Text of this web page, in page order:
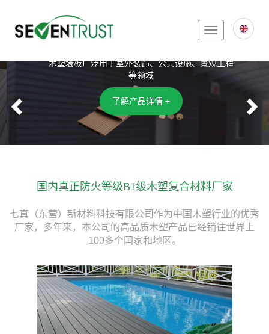
Toggle
navigation
木塑复合墙板
木塑墙板广泛用于室外装饰、公共设施、景观工程
等领域
了解产品详情 +
Previous
国内真正防火等级B1级木塑复合材料厂家
七真（东营）新材料科技有限公司作为中国木塑行业的优秀
厂家，多年来，本公司的高品质木塑产品已经销往世界上
100多个国家和地区。